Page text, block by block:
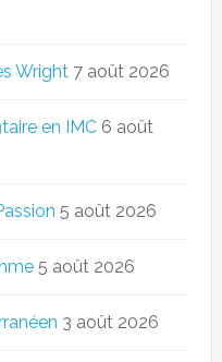
Wright 7 août 2026
en IMC 6 août
5 août 2026
5 août 2026
3 août 2026